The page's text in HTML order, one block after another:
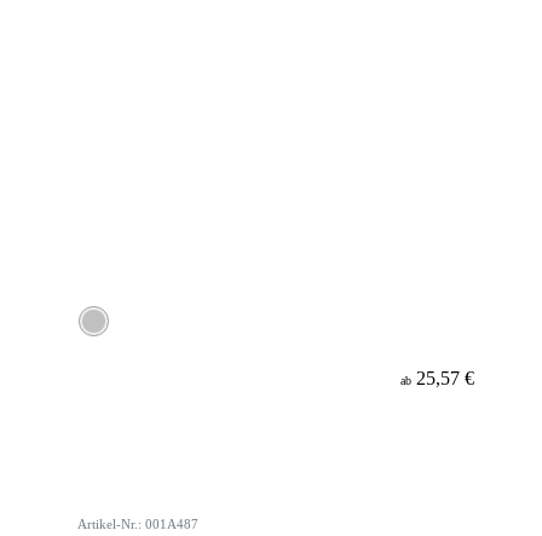
ab 25,57 €
Artikel-Nr.: 001A487